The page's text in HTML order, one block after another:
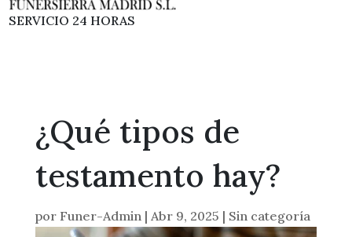
SERVICIO 24 HORAS
¿Qué tipos de
testamento hay?
por Funer-Admin | Abr 9, 2025 | Sin categoría